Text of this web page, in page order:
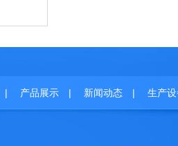
| 产品展示 | 新闻动态 | 生产